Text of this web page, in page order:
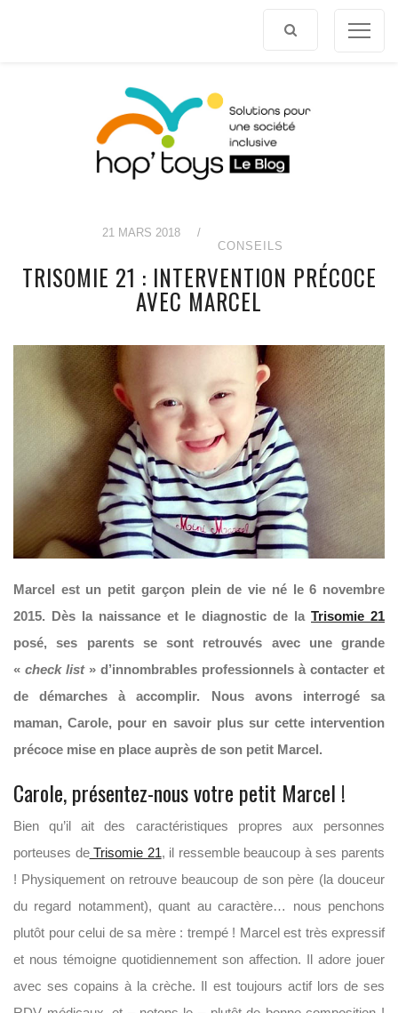
21 MARS 2018
/
CONSEILS
TRISOMIE 21 : INTERVENTION PRÉCOCE
AVEC MARCEL
Marcel est un petit garçon plein de vie né le 6 novembre
2015. Dès la naissance et le diagnostic de la Trisomie 21
posé, ses parents se sont retrouvés avec une grande
« check list» d’innombrables professionnels à contacter et
de démarches à accomplir. Nous avons interrogé sa
maman, Carole, pour en savoir plus sur cette intervention
précoce mise en place auprès de son petit Marcel.
Carole, présentez-nous votre petit Marcel !
Bien qu’il ait des caractéristiques propres aux personnes
porteuses deTrisomie 21, il ressemble beaucoup à ses parents
! Physiquement on retrouve beaucoup de son père (la douceur
du regard notamment), quant au caractère… nous penchons
plutôt pour celui de sa mère : trempé ! Marcel est très expressif
et nous témoigne quotidiennement son affection. Il adore jouer
avec ses copains à la crèche. Il est toujours actif lors de ses